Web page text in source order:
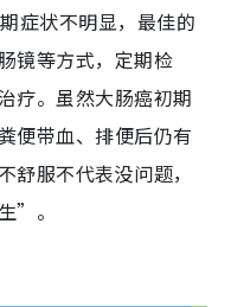
症状不明显，最佳的
镜等方式，定期检
疗。虽然大肠癌初期
便带血、排便后仍有
服不代表没问题，
”。